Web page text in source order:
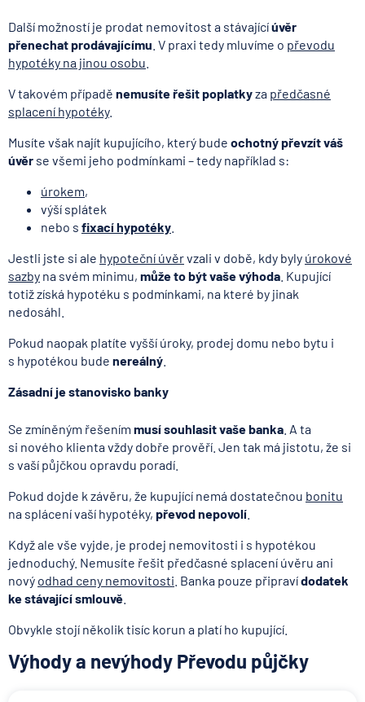
Další možností je prodat nemovitost a stávajícíúvěr
přenechat prodávajícímu . V praxi tedy mluvíme o převodu
hypotéky na jinou osobu
V takovém případě nemusíte řešit poplatkyza předčasné
splacení hypotéky.
Musíte však najít kupujícího, který bude ochotný převzít váš
úvěr se všemi jeho podmínkami – tedy například s:
úrokem,
výší splátek
nebo s fixací hypotéky
Jestli jste si ale hypoteční úvěrvzali v době, kdy byly úrokové
sazby na svém minimu, může to být vaše výhoda . Kupující
totiž získá hypotéku s podmínkami, na které by jinak
nedosáhl.
Pokud naopak platíte vyšší úroky, prodej domu nebo bytu i
s hypotékou bude nereálný
Zásadní je stanovisko banky
Se zmíněným řešením musí souhlasit vaše banka . A ta
si nového klienta vždy dobře prověří. Jen tak má jistotu, že si
s vaší půjčkou opravdu poradí.
Pokud dojde k závěru, že kupující nemá dostatečnou bonitu
na splácení vaší hypotéky, převod nepovolí
Když ale vše vyjde, je prodej nemovitosti i s hypotékou
jednoduchý. Nemusíte řešit předčasné splacení úvěru ani
nový odhad ceny nemovitosti . Banka pouze připravídodatek
ke stávající smlouvě
Obvykle stojí několik tisíc korun a platí ho kupující.
Výhody a nevýhody Převodu půjčky